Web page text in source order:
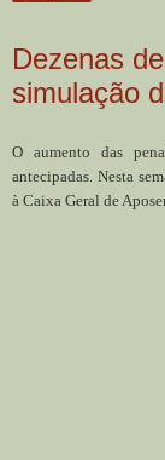
Dezenas
simulação
O aumento das
antecipadas. Nesta
à Caixa Geral de